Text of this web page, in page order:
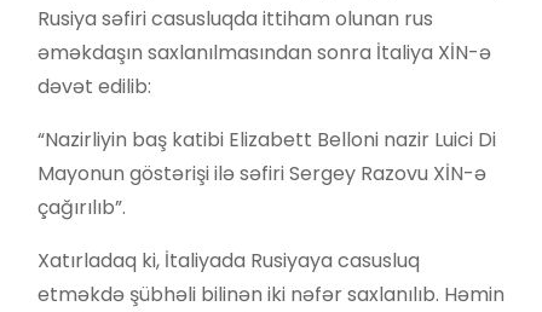
Rusiya səfiri casusluqda ittiham olunan rus
əməkdaşın saxlanılmasından sonra İtaliya XİN-ə
dəvət edilib:
“Nazirliyin baş katibi Elizabett Belloni nazir Luici Di
Mayonun göstərişi ilə səfiri Sergey Razovu XİN-ə
çağırılıb”.
Xatırladaq ki, İtaliyada Rusiyaya casusluq
etməkdə şübhəli bilinən iki nəfər saxlanılıb. Həmin